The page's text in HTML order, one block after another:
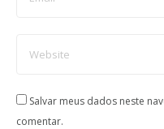
Salvar meus dados neste
comentar.